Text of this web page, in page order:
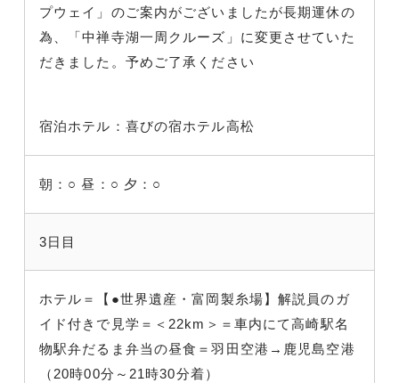
プウェイ」のご案内がございましたが長期運休の
為、「中禅寺湖一周クルーズ」に変更させていた
だきました。予めご了承ください
宿泊ホテル：喜びの宿ホテル高松
朝：○ 昼：○ 夕：○
3日目
ホテル＝【●世界遺産・富岡製糸場】解説員のガ
イド付きで見学＝＜22km＞＝車内にて高崎駅名
物駅弁だるま弁当の昼食＝羽田空港→鹿児島空港
（20時00分～21時30分着）